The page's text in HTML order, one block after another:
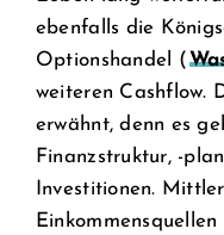
ebenfalls die
Optionshandel (
weiteren Cashflow.
erwähnt, denn es
Finanzstruktur, -
Investitionen.